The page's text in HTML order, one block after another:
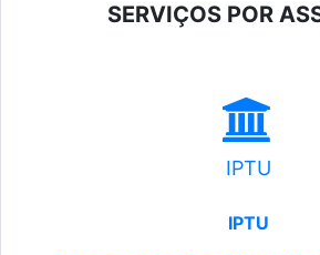
SERVIÇOS POR
IPTU
IPTU